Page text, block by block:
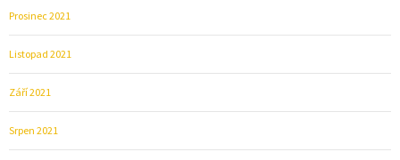
Prosinec 2021
Listopad 2021
Září 2021
Srpen 2021